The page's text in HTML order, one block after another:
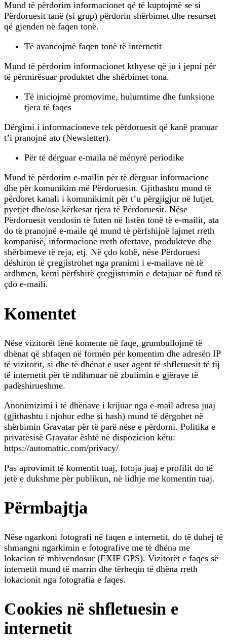
Mund të përdorim informacionet që të kuptojmë se si
Përdoruesit tanë (si grup) përdorin shërbimet dhe resurset
që gjenden në faqen tonë.
Të avancojmë faqen tonë të internetit
Mund të përdorim informacionet kthyese që ju i jepni për
të përmirësuar produktet dhe shërbimet tona.
Të iniciojmë promovime, hulumtime dhe funksione
tjera të faqes
Dërgimi i informacioneve tek përdoruesit që kanë pranuar
t’i pranojnë ato (Newsletter).
Për të dërguar e-maila në mënyrë periodike
Mund të përdorim e-mailin për të dërguar informacione
dhe për komunikim më Përdoruesin. Gjithashtu mund të
përdoret kanali i komunikimit për t’u përgjigjur në lutjet,
pyetjet dhe/ose kërkesat tjera të Përdoruesit. Nëse
Përdoruesit vendosin të futen në listën tonë të e-mailit, ata
do të pranojnë e-maile që mund të përfshijnë lajmet rreth
kompanisë, informacione rreth ofertave, produkteve dhe
shërbimeve të reja, etj. Në çdo kohë, nëse Përdoruesi
dëshiron të çregjistrohet nga pranimi i e-mailave në të
ardhmen, kemi përfshirë çregjistrimin e detajuar në fund të
çdo e-maili.
Komentet
Nëse vizitorët lënë komente në faqe, grumbullojmë të
dhënat që shfaqen në formën për komentim dhe adresën IP
të vizitorit, si dhe të dhënat e user agent të shfletuesit të tij
të internetit për të ndihmuar në zbulimin e gjërave të
padëshirueshme.
Anonimizimi i të dhënave i krijuar nga e-mail adresa juaj
(gjithashtu i njohur edhe si hash) mund të dërgohet në
shërbimin Gravatar për të parë nëse e përdorni. Politika e
privatësisë Gravatar është në dispozicion këtu:
https://automattic.com/privacy/
Pas aprovimit të komentit tuaj, fotoja juaj e profilit do të
jetë e dukshme për publikun, në lidhje me komentin tuaj.
Përmbajtja
Nëse ngarkoni fotografi në faqen e internetit, do të duhej të
shmangni ngarkimin e fotografive me të dhëna me
lokacion të mbivendosur (EXIF GPS). Vizitorët e faqes së
internetit mund të marrin dhe tërheqin të dhëna rreth
lokacionit nga fotografia e faqes.
Cookies në shfletuesin e
internetit